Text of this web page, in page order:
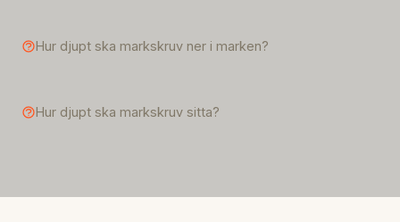
Hur djupt ska markskruv ner i marken?
Hur djupt ska markskruv sitta?